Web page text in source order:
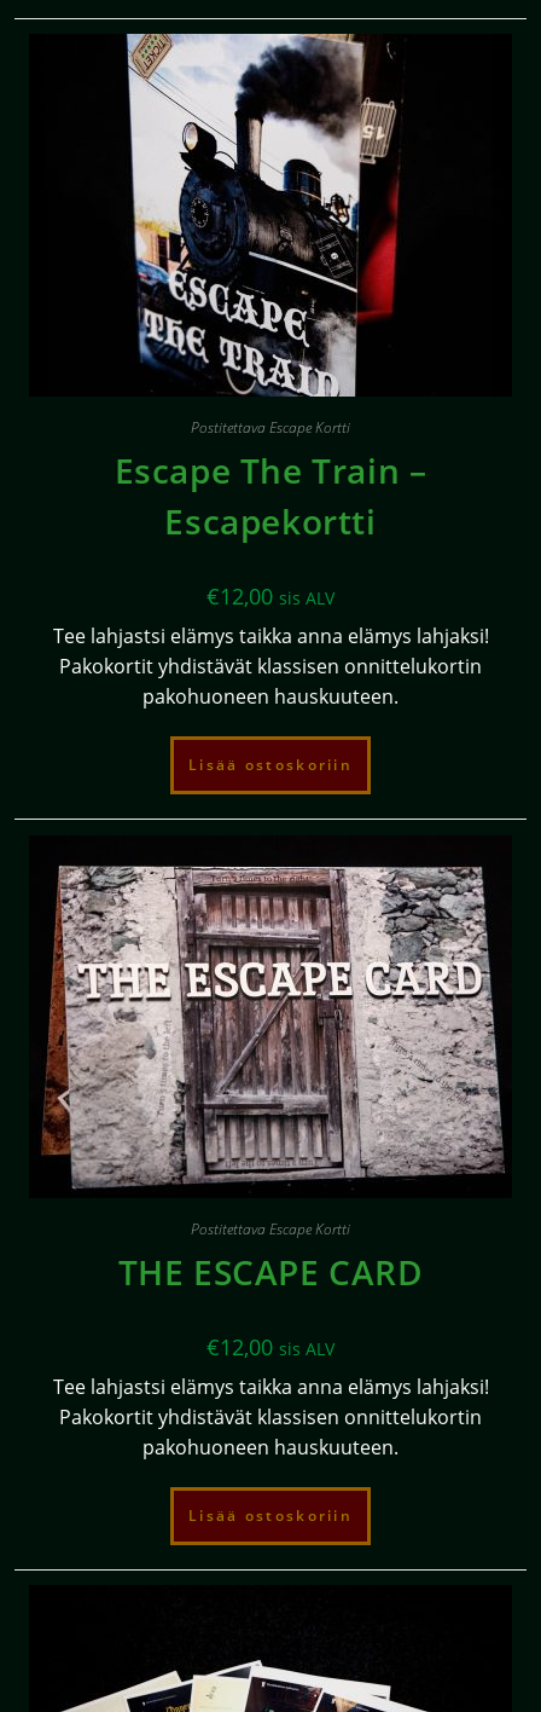
Postitettava Escape Kortti
Escape The Train –
Escapekortti
€12,00 sis ALV
Tee lahjastsi elämys taikka anna elämys lahjaksi!
Pakokortit yhdistävät klassisen onnittelukortin
pakohuoneen hauskuuteen.
Lisää ostoskoriin
Postitettava Escape Kortti
THE ESCAPE CARD
€12,00 sis ALV
Tee lahjastsi elämys taikka anna elämys lahjaksi!
Pakokortit yhdistävät klassisen onnittelukortin
pakohuoneen hauskuuteen.
Lisää ostoskoriin